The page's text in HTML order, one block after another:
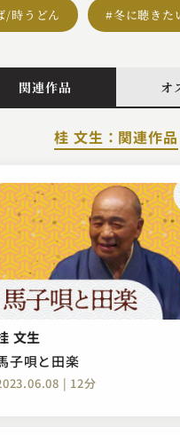
/時うどん #冬に聴きた
関連作品 オ
桂 文生：関連作品
文生
子唄と田楽
| 12分
入船亭 扇好
| 14分